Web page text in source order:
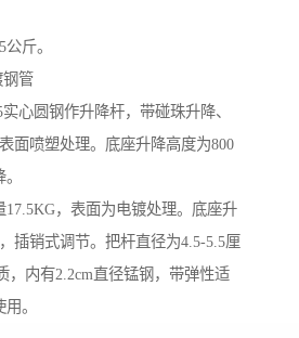
斤。
管
心圆钢作升降杆，带碰珠升降、
面喷塑处理。底座升降高度为800
，表面为电镀处理。底座升
插销式调节。把杆直径为4.5-5.5厘
，内有2.2cm直径锰钢，带弹性适
。